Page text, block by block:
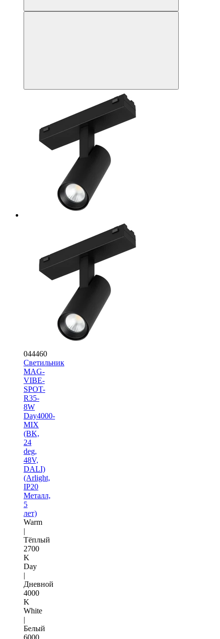
044460
Светильник
MAG-
VIBE-
SPOT-
R35-
8W
Day4000-
MIX
(BK,
24
deg,
48V,
DALI)
(Arlight,
IP20
Металл,
5
лет)
Warm
|
Тёплый
2700
K
Day
|
Дневной
4000
K
White
|
Белый
6000